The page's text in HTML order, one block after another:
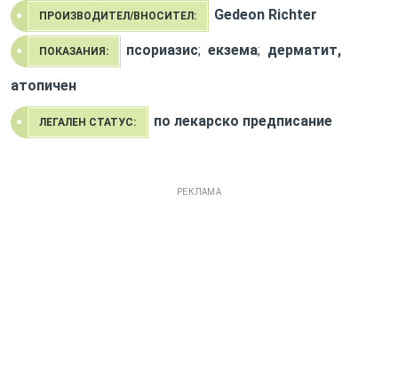
ПРОИЗВОДИТЕЛ/ВНОСИТЕЛ: Gedeon Richter
ПОКАЗАНИЯ: псориазис; екзема; дерматит,
атопичен
ЛЕГАЛЕН СТАТУС: по лекарско предписание
РЕКЛАМА